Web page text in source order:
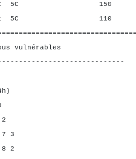
5C 150
5C 110
vulnérables
9
2
7 3
8 2